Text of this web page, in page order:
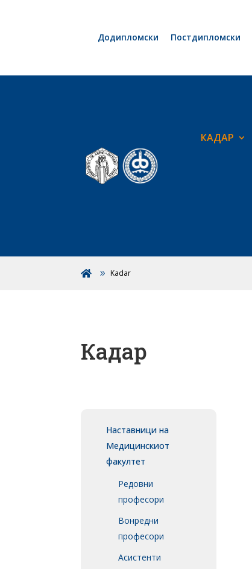
Додипломски Постдипломски
КАДАР
 Kadar
Кадар
Наставници на
Медицинскиот
факултет
Редовни
професори
Вонредни
професори
Асистенти